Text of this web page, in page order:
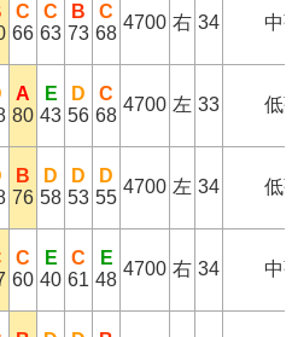
C
66
C
63
B
73
C
68
4700 右 34 中
A
80
E
43
D
56
C
68
4700 左 33 低
B
76
D
58
D
53
D
55
4700 左 34 低
C
60
E
40
C
61
E
48
4700 右 34 中